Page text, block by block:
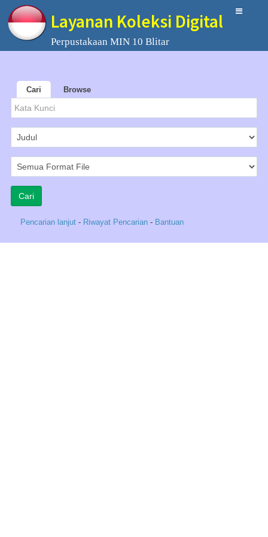
Layanan Koleksi Digital
Perpustakaan MIN 10 Blitar
Cari Browse
Pencarian lanjut - Riwayat Pencarian - Bantuan